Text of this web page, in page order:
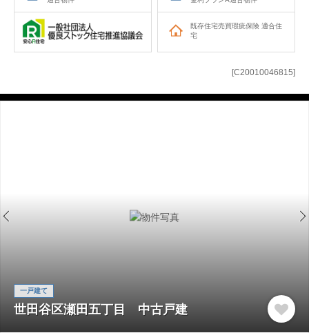
既存住宅売買瑕疵保険 適合住
宅
[C20010046815]
一戸建て
世田谷区瀬田五丁目 中古戸建